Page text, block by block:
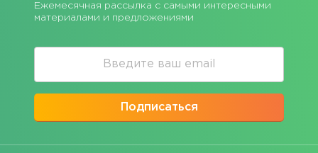
Ежемесячная рассылка с самыми интересными
материалами и предложениями
Подписаться